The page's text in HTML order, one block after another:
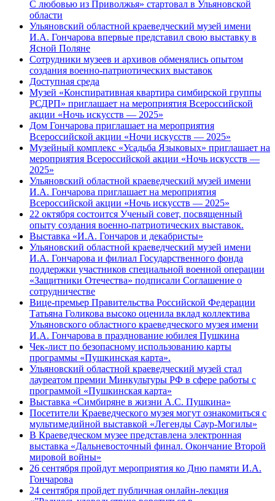
С любовью из Приволжья» стартовал в Ульяновской
области
Ульяновский областной краеведческий музей имени
И.А. Гончарова впервые представил свою выставку в
Ясной Поляне
Сотрудники музеев и архивов обменялись опытом
создания военно-патриотических выставок
Доступная среда
Музей «Конспиративная квартира симбирской группы
РСДРП» приглашает на мероприятия Всероссийской
акции «Ночь искусств — 2025»
Дом Гончарова приглашает на мероприятия
Всероссийской акции «Ночи искусств — 2025»
Музейный комплекс «Усадьба Языковых» приглашает на
мероприятия Всероссийской акции «Ночь искусств —
2025»
Ульяновский областной краеведческий музей имени
И.А. Гончарова приглашает на мероприятия
Всероссийской акции «Ночь искусств — 2025»
22 октября состоится Ученый совет, посвященный
опыту создания военно-патриотических выставок.
Выставка «И.А. Гончаров и декабристы»
Ульяновский областной краеведческий музей имени
И.А. Гончарова и филиал Государственного фонда
поддержки участников специальной военной операции
«Защитники Отечества» подписали Соглашение о
сотрудничестве
Вице-премьер Правительства Российской Федерации
Татьяна Голикова высоко оценила вклад коллектива
Ульяновского областного краеведческого музея имени
И.А. Гончарова в празднование юбилея Пушкина
Чек-лист по безопасному использованию карты
программы «Пушкинская карта».
Ульяновский областной краеведческий музей стал
лауреатом премии Минкультуры РФ в сфере работы с
программой «Пушкинская карта»
Выставка «Симбиряне в жизни А.С. Пушкина»
Посетители Краеведческого музея могут ознакомиться с
мультимедийной выставкой «Легенды Саур-Могилы»
В Краеведческом музее представлена электронная
выставка «Дальневосточный финал. Окончание Второй
мировой войны»
26 сентября пройдут мероприятия ко Дню памяти И.А.
Гончарова
24 сентября пройдет публичная онлайн-лекция